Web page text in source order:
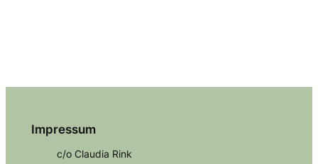
Impressum
c/o Claudia Rink